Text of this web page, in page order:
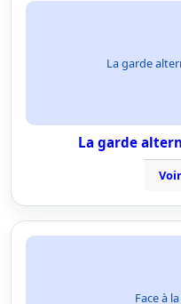
La garde
La garde
Face à